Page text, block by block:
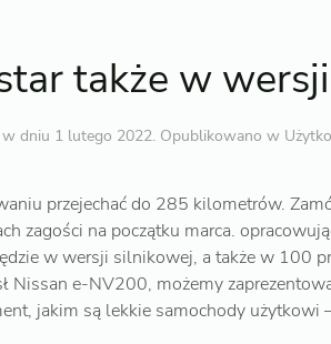
także w
w dniu 1 lutego 2022. Opublikowano w
przejechać do 285 kilometrów.
zagości na początku marca.
w wersji silnikowej, a także w 100
Nissan e-NV200, możemy
jakim są lekkie samochody użytkowi